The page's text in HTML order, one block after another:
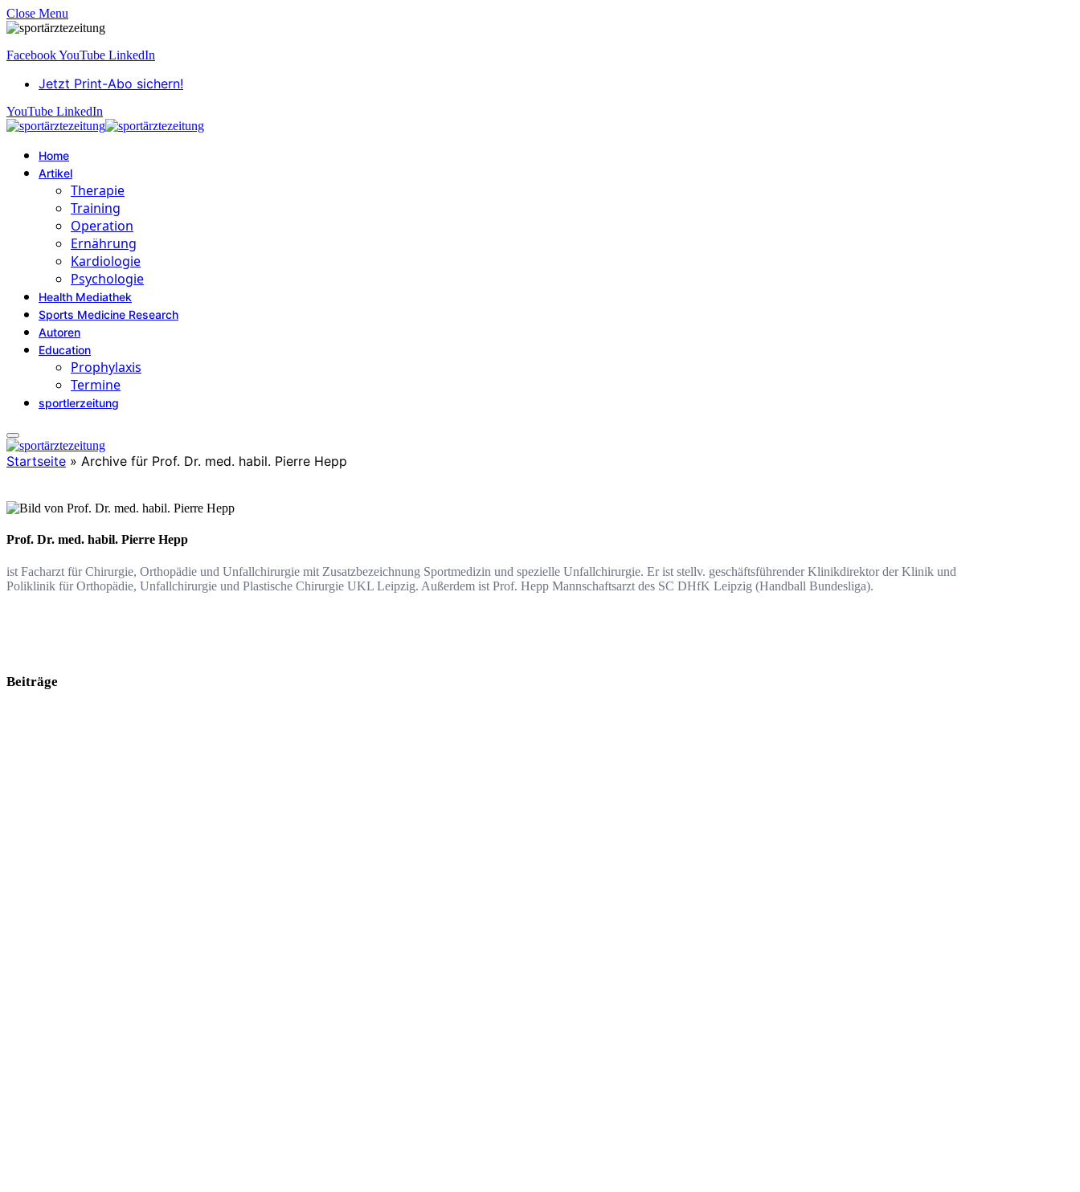
Close Menu
FacebookYouTube LinkedIn
Jetzt Print-Abo sichern!
YouTube LinkedIn
Home
Artikel
Therapie
Training
Operation
Ernährung
Kardiologie
Psychologie
Health Mediathek
Sports Medicine Research
Autoren
Education
Prophylaxis
Termine
sportlerzeitung
Startseite » Archive für Prof. Dr. med. habil. Pierre Hepp
Prof. Dr. med. habil. Pierre Hepp
ist Facharzt für Chirurgie, Orthopädie und Unfallchirurgie mit Zusatzbezeichnung Sportmedizin und spezielle Unfallchirurgie. Er ist stellv. geschäftsführender Klinikdirektor der Klinik und
Poliklinik für Orthopädie, Unfallchirurgie und Plastische Chirurgie UKL Leipzig. Außerdem ist Prof. Hepp Mannschaftsarzt des SC DHfK Leipzig (Handball Bundesliga).
Beiträge